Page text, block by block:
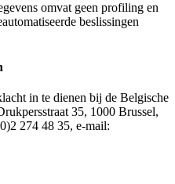
omvat geen profiling en
beslissingen
in te dienen bij de Belgische
35, 1000 Brussel,
274 48 35, e-mail: